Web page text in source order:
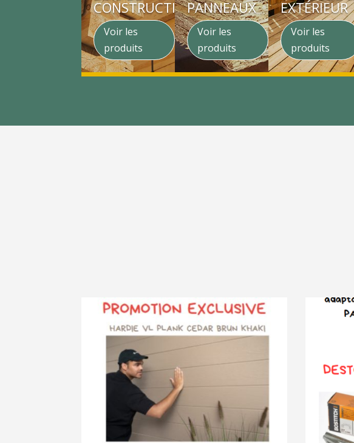
CONSTRUCTION
Voir les
produits
PANNEAUX
Voir les
produits
EXTÉRIEUR
Voir les
produits